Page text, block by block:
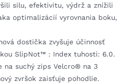
silu, efektivitu, výdrž a znížili
optimalizácií vyrovnania boku,
dostička zvyšuje účinnosť
SlipNot™ : Index tuhosti: 6.0.
na suchý zips Velcro® na 3
zvršok zaisťuje pohodlie.